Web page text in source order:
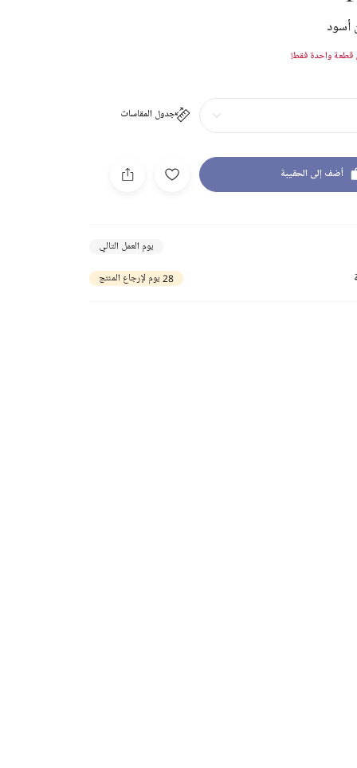
أسود
قطعة واحدة فقط!
جدول المقاسات
أضف إلى الحقيبة
يوم العمل التالي
28 يوم لإرجاع المنتج